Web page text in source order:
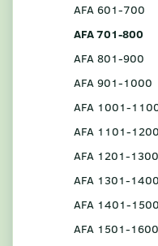
AFA 601-700
AFA 701-800
AFA 801-900
AFA 901-1000
AFA 1001-
AFA 1101-1200
AFA 1201-1300
AFA 1301-1400
AFA 1401-1500
AFA 1501-1600